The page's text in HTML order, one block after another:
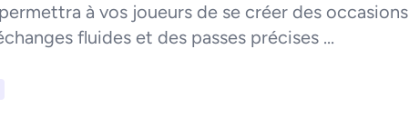
à vos joueurs de se créer des occasions
fluides et des passes précises ...